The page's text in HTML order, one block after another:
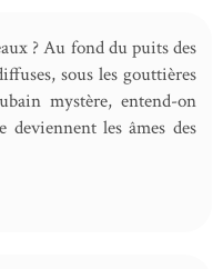
? Au fond du puits des
sous les gouttières
mystère, entend-on
les âmes des